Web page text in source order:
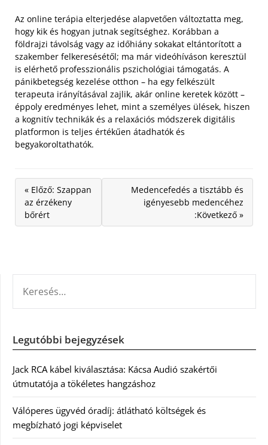
Az online terápia elterjedése alapvetően változtatta meg,
hogy kik és hogyan jutnak segítséghez. Korábban a
földrajzi távolság vagy az időhiány sokakat eltántorított a
szakember felkeresésétől; ma már videóhíváson keresztül
is elérhető professzionális pszichológiai támogatás. A
pánikbetegség kezelése otthon – ha egy felkészült
terapeuta irányításával zajlik, akár online keretek között –
éppoly eredményes lehet, mint a személyes ülések, hiszen
a kognitív technikák és a relaxációs módszerek digitális
platformon is teljes értékűen átadhatók és
begyakoroltathatók.
« Előző: Szappan
az érzékeny
bőrért
Medencefedés a tisztább és
igényesebb medencéhez
:Következő »
Legutóbbi bejegyzések
Jack RCA kábel kiválasztása: Kácsa Audió szakértői
útmutatója a tökéletes hangzáshoz
Válóperes ügyvéd óradíj: átlátható költségek és
megbízható jogi képviselet